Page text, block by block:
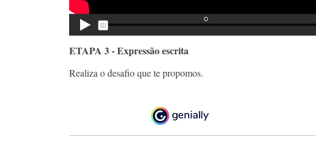
ETAPA 3 - Expressão escrita
Realiza o desafio que te propomos.